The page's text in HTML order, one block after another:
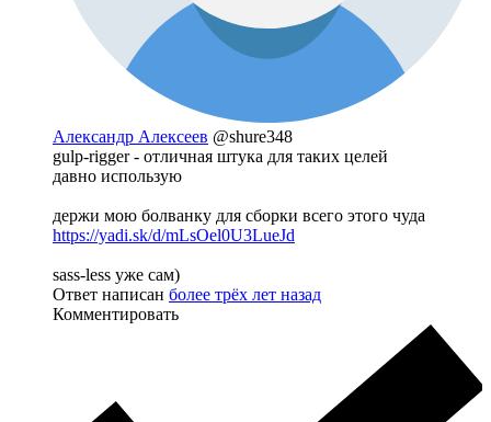
Александр Алексеев @shure348
gulp-rigger - отличная штука для таких целей
давно использую
держи мою болванку для сборки всего этого чуда
https://yadi.sk/d/mLsOel0U3LueJd
sass-less уже сам)
Ответ написан более трёх лет назад
Комментировать